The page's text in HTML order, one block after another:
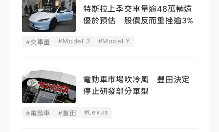
特斯拉上季交車量逾48萬輛遠
優於預估 股價反而重挫逾3%
#交車量 #Model 3 #Model Y
電動車市場吹冷風 豐田決定
停止研發部分車型
#電動車 #豐田 #Lexus